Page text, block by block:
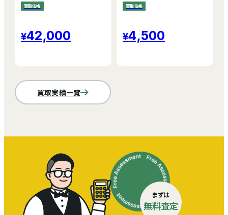
買取価格
42,000
買取価格
4,500
買取実績一覧
まずは
無料査定